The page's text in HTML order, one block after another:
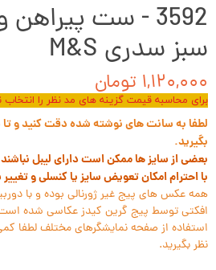
3592 - ست
سبز سدری M&S
۱,۱۲۰,۰۰۰ تومان
برای محاسبه قیمت گزینه های مد نظر را انتخاب
لطفا به سانت های نوشته شده دقت کنید و
بگیرید.
بعضی از سایز ها ممکن است دارای لیبل
با احترام امکان تعویض سایز یا کنسلی و
همه عکس های پیج غیر ژورنالی بوده و با
افکتی توسط پیج گرین کیدز عکاسی شده
استفاده از صفحه نمایشگرهای مختلف لطفا
نظر بگیرید.